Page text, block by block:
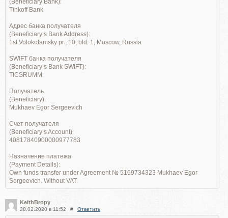
Tinkoff Bank
Адрес банка получателя
(Beneficiary’s Bank Address):
1st Volokolamsky pr., 10, bld. 1, Moscow, Russia
SWIFT банка получателя
(Beneficiary’s Bank SWIFT):
TICSRUMM
Получатель
(Beneficiary):
Mukhaev Egor Sergeevich
Счет получателя
(Beneficiary’s Account):
40817840900000977783
Назначение платежа
(Payment Details):
Own funds transfer under Agreement № 5169734323 Mukhaev Egor
Sergeevich. Without VAT.
KeithBropy
28.02.2020 в 11:52 # Ответить